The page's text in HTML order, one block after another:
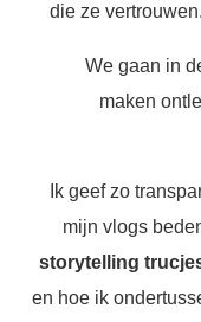
die ze
We gaan in
maken
Ik geef zo
mijn vlogs
storytelling
en hoe ik